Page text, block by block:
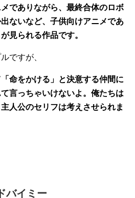
でありながら、最終合体のロボ
ないなど、子供向けアニメであ
見られる作品です。
ですが、
命をかける」と決意する仲間に
言っちゃいけないよ。俺たちは
人公のセリフは考えさせられま
バイミー